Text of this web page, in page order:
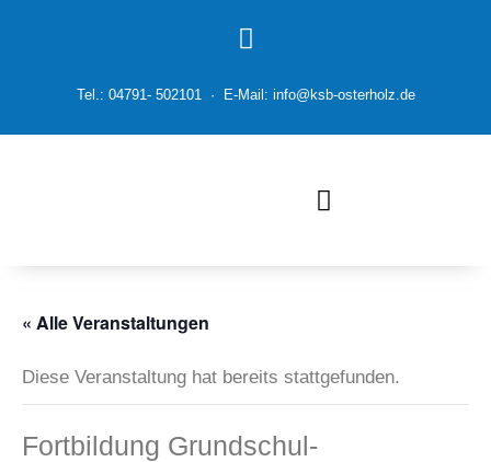
Tel.: 04791- 502101 · E-Mail: info@ksb-osterholz.de
« Alle Veranstaltungen
Diese Veranstaltung hat bereits stattgefunden.
Fortbildung Grundschul-